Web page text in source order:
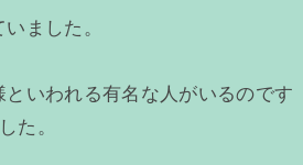
ました。
いわれる有名な人がいるのです
た。